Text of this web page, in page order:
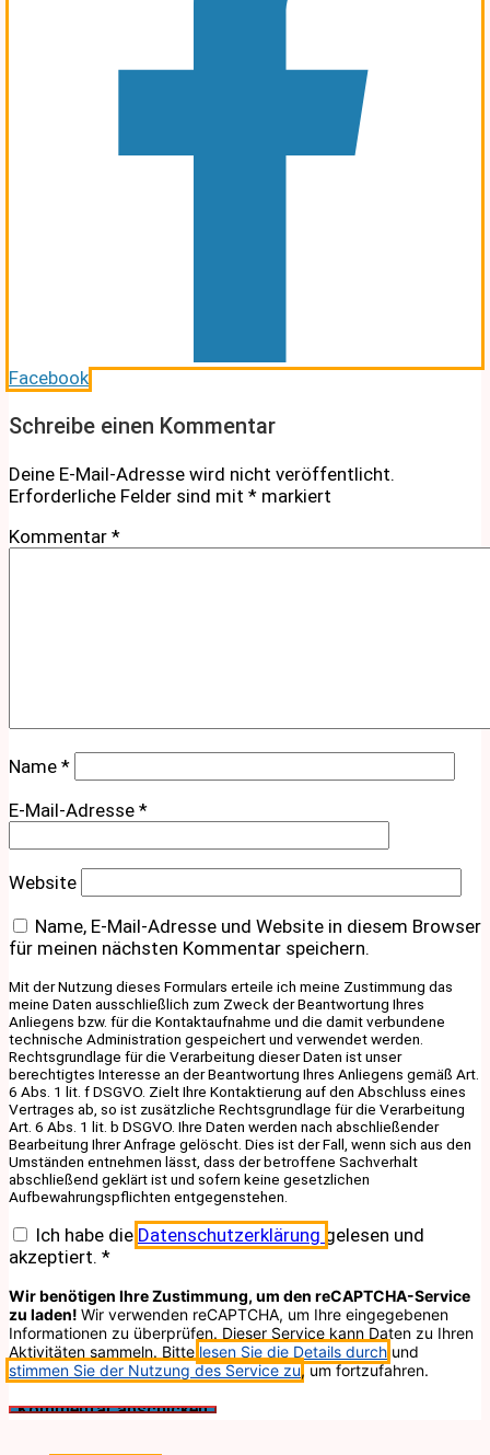
Facebook
Schreibe einen Kommentar
Deine E-Mail-Adresse wird nicht veröffentlicht.
Erforderliche Felder sind mit * markiert
Kommentar *
Name *
E-Mail-Adresse *
Website
Name, E-Mail-Adresse und Website in diesem Browser
für meinen nächsten Kommentar speichern.
Mit der Nutzung dieses Formulars erteile ich meine Zustimmung das
meine Daten ausschließlich zum Zweck der Beantwortung Ihres
Anliegens bzw. für die Kontaktaufnahme und die damit verbundene
technische Administration gespeichert und verwendet werden.
Rechtsgrundlage für die Verarbeitung dieser Daten ist unser
berechtigtes Interesse an der Beantwortung Ihres Anliegens gemäß Art.
6 Abs. 1 lit. f DSGVO. Zielt Ihre Kontaktierung auf den Abschluss eines
Vertrages ab, so ist zusätzliche Rechtsgrundlage für die Verarbeitung
Art. 6 Abs. 1 lit. b DSGVO. Ihre Daten werden nach abschließender
Bearbeitung Ihrer Anfrage gelöscht. Dies ist der Fall, wenn sich aus den
Umständen entnehmen lässt, dass der betroffene Sachverhalt
abschließend geklärt ist und sofern keine gesetzlichen
Aufbewahrungspflichten entgegenstehen.
Ich habe die Datenschutzerklärung gelesen und
akzeptiert. *
Wir benötigen Ihre Zustimmung, um den reCAPTCHA-Service
zu laden! Wir verwenden reCAPTCHA, um Ihre eingegebenen
Informationen zu überprüfen. Dieser Service kann Daten zu Ihren
Aktivitäten sammeln. Bitte lesen Sie die Details durch und
stimmen Sie der Nutzung des Service zu, um fortzufahren.